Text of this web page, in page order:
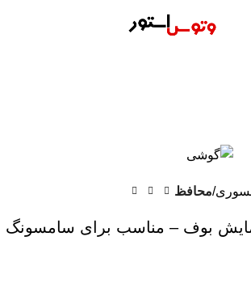
محافظ
بوف – مناسب برای سامسونگ